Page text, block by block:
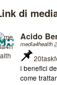
di
Acido
media4health
i benefici
come